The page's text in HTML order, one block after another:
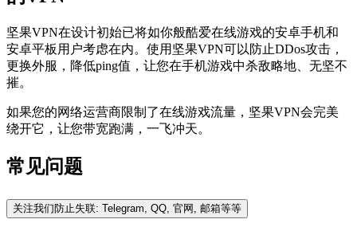
坚果VPN在设计初始已将如你般酷爱在线游戏的安卓手机和
安卓平板用户考虑在内。使用坚果VPN可以防止DDos攻击，
更换外服，降低ping值，让您在手机游戏中杀敌略地、无坚不
摧。
如果您的网络运营商限制了在线游戏流量，坚果VPN会完美
绕开它，让您带宽跑满，一飞冲天。
常见问题
关注我们防止失联: Telegram, QQ, 官网, 邮箱等等